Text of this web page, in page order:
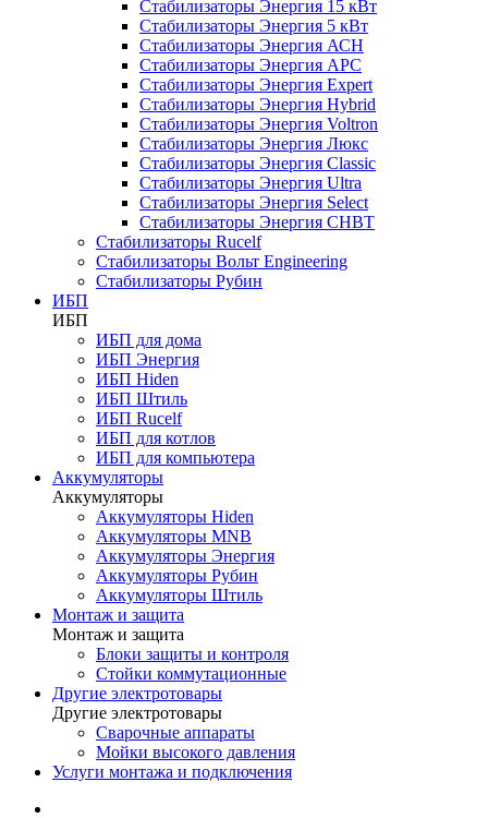
Стабилизаторы Энергия 15 кВт
Стабилизаторы Энергия 5 кВт
Стабилизаторы Энергия АСН
Стабилизаторы Энергия АРС
Стабилизаторы Энергия Expert
Стабилизаторы Энергия Hybrid
Стабилизаторы Энергия Voltron
Стабилизаторы Энергия Люкс
Стабилизаторы Энергия Classic
Стабилизаторы Энергия Ultra
Стабилизаторы Энергия Select
Стабилизаторы Энергия СНВТ
Стабилизаторы Rucelf
Стабилизаторы Вольт Engineering
Стабилизаторы Рубин
ИБП
ИБП
ИБП для дома
ИБП Энергия
ИБП Hiden
ИБП Штиль
ИБП Rucelf
ИБП для котлов
ИБП для компьютера
Аккумуляторы
Аккумуляторы
Аккумуляторы Hiden
Аккумуляторы MNB
Аккумуляторы Энергия
Аккумуляторы Рубин
Аккумуляторы Штиль
Монтаж и защита
Монтаж и защита
Блоки защиты и контроля
Стойки коммутационные
Другие электротовары
Другие электротовары
Сварочные аппараты
Мойки высокого давления
Услуги монтажа и подключения